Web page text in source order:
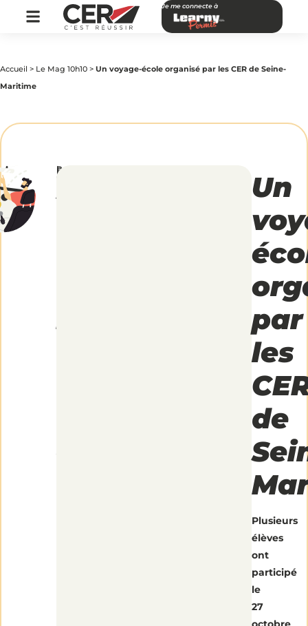
Je me connecte à
Accueil > Le Mag 10h10 > Un voyage-école organisé par les CER de Seine-
Maritime
Un
par
CER
|Publié
le
Un
par
les
de
Plusieurs
élèves
ont
participé
le
27